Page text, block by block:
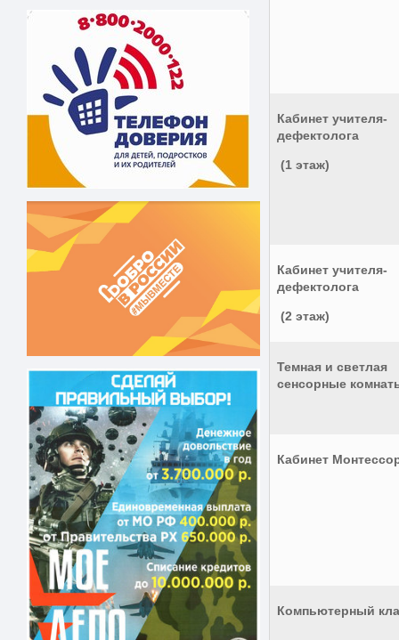
Кабинет учителя-
(1 этаж)
Кабинет учителя-
(2 этаж)
Темная и светлая
сенсорные
Кабинет
Компьютерный